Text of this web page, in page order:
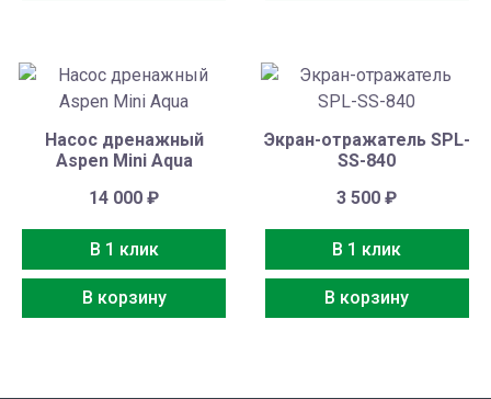
Насос дренажный
Aspen Mini Aqua
14 000₽
В 1 клик
В корзину
Экран-отражатель SPL-
SS-840
3 500₽
В 1 клик
В корзину